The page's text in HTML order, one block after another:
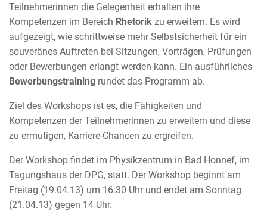
Teilnehmerinnen die Gelegenheit erhalten ihre
Kompetenzen im Bereich Rhetorik zu erweitern. Es wird
aufgezeigt, wie schrittweise mehr Selbstsicherheit für ein
souveränes Auftreten bei Sitzungen, Vorträgen, Prüfungen
oder Bewerbungen erlangt werden kann. Ein ausführliches
Bewerbungstraining rundet das Programm ab.
Ziel des Workshops ist es, die Fähigkeiten und
Kompetenzen der Teilnehmerinnen zu erweitern und diese
zu ermutigen, Karriere-Chancen zu ergreifen.
Der Workshop findet im Physikzentrum in Bad Honnef, im
Tagungshaus der DPG, statt. Der Workshop beginnt am
Freitag (19.04.13) um 16:30 Uhr und endet am Sonntag
(21.04.13) gegen 14 Uhr.